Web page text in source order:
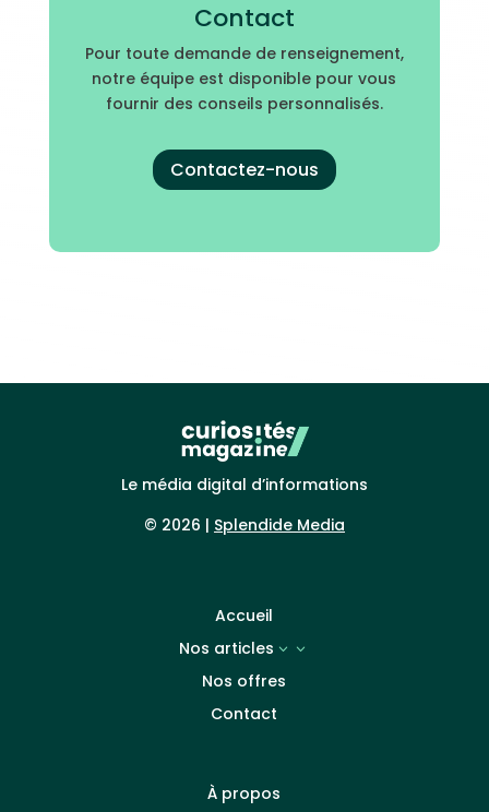
Contact
Pour toute demande de renseignement,
notre équipe est disponible pour vous
fournir des conseils personnalisés.
Contactez-nous
Le média digital d’informations
© 2026 | Splendide Media
Accueil
Nos articles
3
Nos offres
Contact
À propos